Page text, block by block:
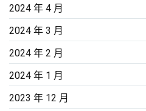
2024 年 4 月
2024 年 3 月
2024 年 2 月
2024 年 1 月
2023 年 12 月